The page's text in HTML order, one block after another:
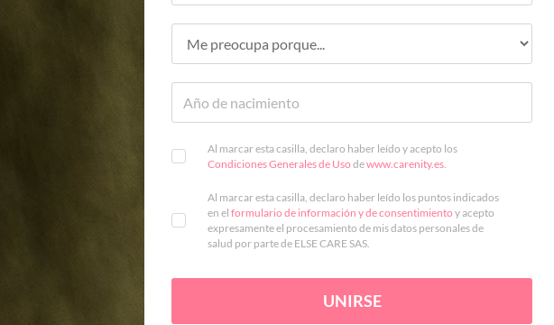
Al marcar esta casilla, declaro haber leído y acepto los
Condiciones Generales de Uso dewww.carenity.es.
Al marcar esta casilla, declaro haber leído los puntos indicados
en el formulario de información y de consentimiento y acepto
expresamente el procesamiento de mis datos personales de
salud por parte de ELSE CARE SAS.
UNIRSE